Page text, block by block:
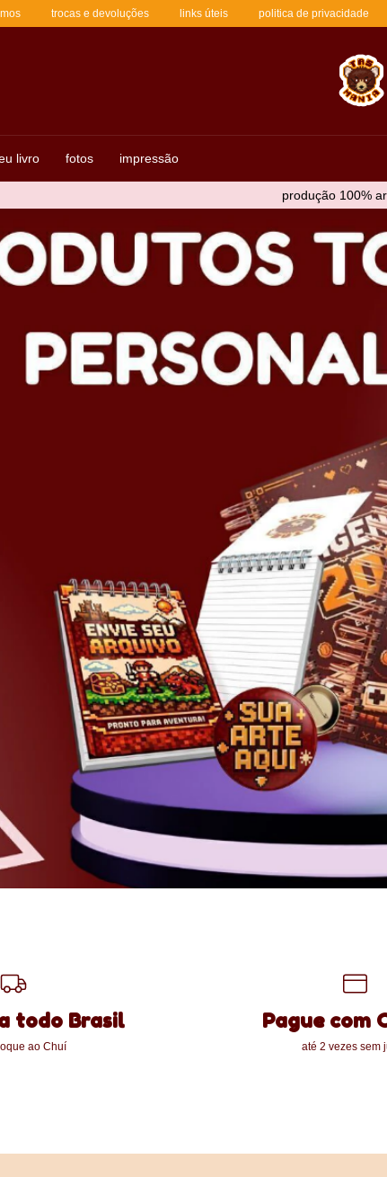
trocas e devoluções links úteis politica de privacidade
produção 100%
livro fotos impressão
todo Brasil
ao Chuí
Pague com
até 2 vezes sem